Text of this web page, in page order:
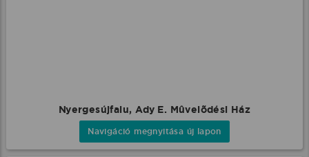
Nyergesújfalu, Ady E. Mûvelõdési Ház
Navigáció megnyitása új lapon